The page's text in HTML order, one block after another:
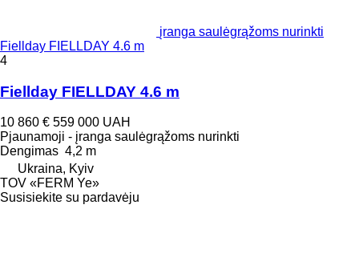
įranga saulėgrąžoms nurinkti
Fiellday FIELLDAY 4.6 m
4
Fiellday FIELLDAY 4.6 m
10 860 € 559 000 UAH
Pjaunamoji - įranga saulėgrąžoms nurinkti
Dengimas 4,2 m
Ukraina, Kyiv
TOV «FERM Ye»
Susisiekite su pardavėju